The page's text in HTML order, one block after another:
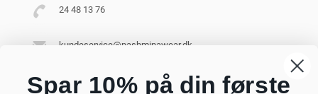
24 48 13 76
kundeservice@pashminawear.dk
Spar 10% på din første